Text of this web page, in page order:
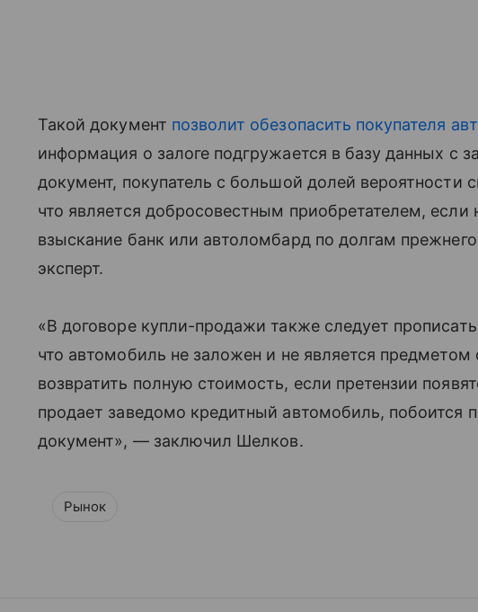
Такой документ позволит обезопасить покупателя
информация о залоге подгружается в базу данных с
документ, покупатель с большой долей вероятности
что является добросовестным приобретателем, если
взыскание банк или автоломбард по долгам
эксперт.
«В договоре купли-продажи также следует
что автомобиль не заложен и не является предметом
возвратить полную стоимость, если претензии
продает заведомо кредитный автомобиль, побоится
документ», — заключил Шелков.
Рынок